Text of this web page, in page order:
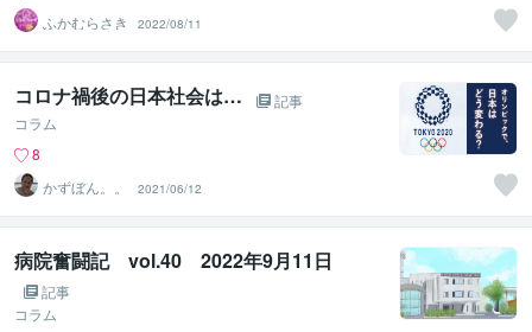
ふかむらさき
2022/08/11
コロナ禍後の日本社会は…
記事
コラム
8
かずぼん。。
2021/06/12
病院奮闘記 vol.40 2022年9月11日
記事
コラム